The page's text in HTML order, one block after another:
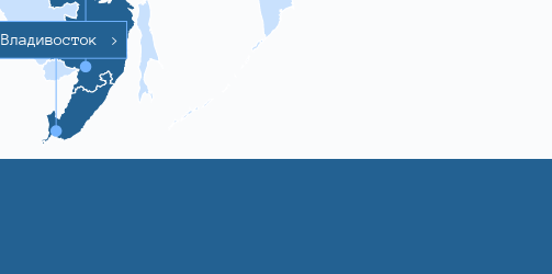
Владивосток >